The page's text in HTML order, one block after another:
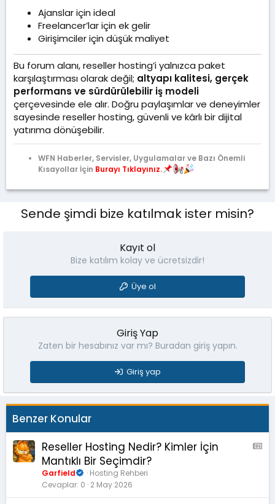
Ajanslar için ideal
Freelancer’lar için ek gelir
Girişimciler için düşük maliyet
Bu forum alanı, reseller hosting’i yalnızca paket
karşılaştırması olarak değil; altyapı kalitesi, gerçek
performans ve sürdürülebilir iş modeli
çerçevesinde ele alır. Doğru paylaşımlar ve deneyimler
sayesinde reseller hosting, güvenli ve kârlı bir dijital
yatırıma dönüşebilir.
WFN Haberler, Servisler, Uygulamalar ve Bazı Önemli
Kısayollar İçin Burayı Tıklayınız.
Sende şimdi bize katılmak ister misin?
Kayıt ol
Bize katılım kolay ve ücretsizdir!
Üye ol
Giriş Yap
Zaten bir hesabınız var mı? Buradan giriş yapın.
Giriş yap
Benzer Konular
A
M
Reseller Hosting Nedir? Kimler İçin
Mantıklı Bir Seçimdir?
Garfield
Hosting Rehberi
Cevaplar 0 2 May 2026